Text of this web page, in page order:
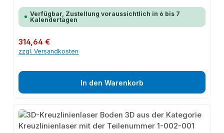
Verfügbar, Zustellung voraussichtlich in 6 bis 7
Kalendertagen
Regulärer Preis:
314,64 €
zzgl. Versandkosten
In den Warenkorb